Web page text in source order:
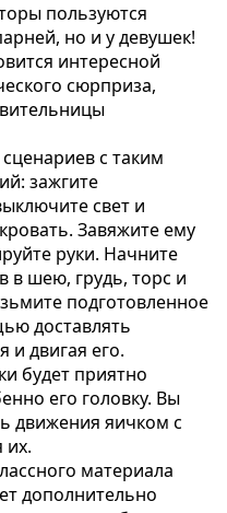
пользуются
но и у девушек!
интересной
сюрприза,
с таким
зажгите
свет и
Завяжите ему
руки. Начните
в шею, грудь, торс и
подготовленное
доставлять
и двигая его.
будет приятно
его головку. Вы
движения яичком с
их.
материала
дополнительно